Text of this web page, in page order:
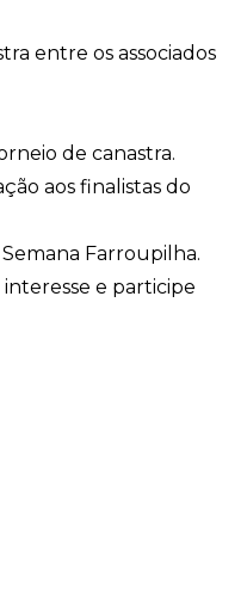
entre os associados
de canastra.
aos finalistas do
Farroupilha.
interesse e participe